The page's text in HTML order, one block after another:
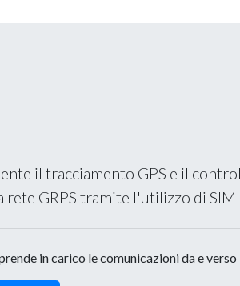
il tracciamento GPS e il
GRPS tramite l'utilizzo di SIM
in carico le comunicazioni da e verso